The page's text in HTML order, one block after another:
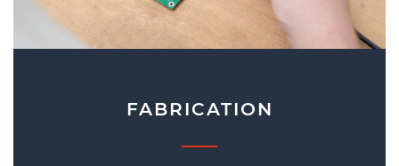
FABRICATION